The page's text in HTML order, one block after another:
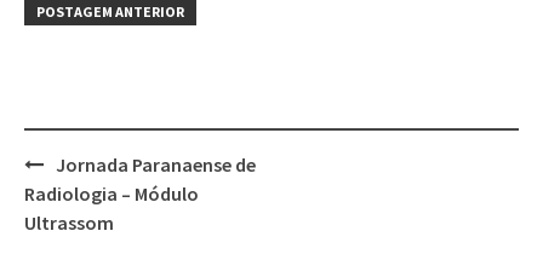
POSTAGEM ANTERIOR
Jornada Paranaense de
Radiologia – Módulo
Ultrassom